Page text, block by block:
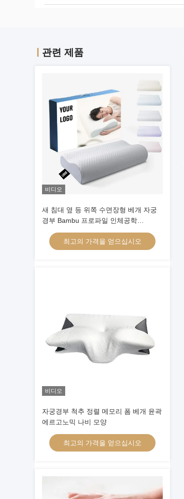
관련 제품
비디오
새 침대 옆 등 위쪽 수면장형 베개 자궁
경부 Bambu 프로파일 인체공학
Memory Foam Pillow 고형 머리
최고의 가격을 얻으십시오
비디오
자궁경부 척추 정렬 메모리 폼 베개 윤곽
에르고노믹 나비 모양
최고의 가격을 얻으십시오